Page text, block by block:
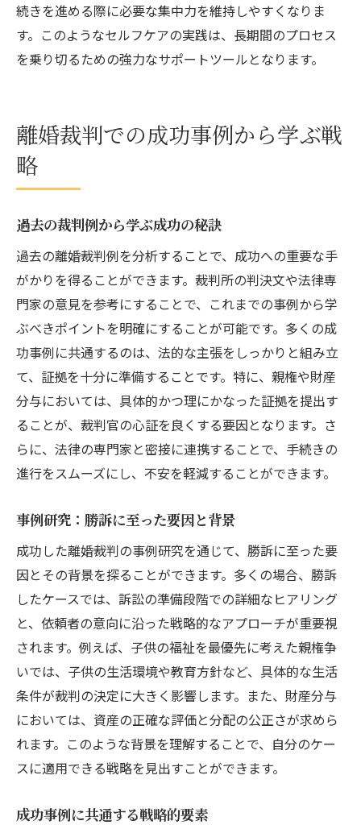
続きを進める際に必要な集中力を維持しやすくなりま
す。このようなセルフケアの実践は、長期間のプロセス
を乗り切るための強力なサポートツールとなります。
離婚裁判での成功事例から学ぶ戦
略
過去の裁判例から学ぶ成功の秘訣
過去の離婚裁判例を分析することで、成功への重要な手
がかりを得ることができます。裁判所の判決文や法律専
門家の意見を参考にすることで、これまでの事例から学
ぶべきポイントを明確にすることが可能です。多くの成
功事例に共通するのは、法的な主張をしっかりと組み立
て、証拠を十分に準備することです。特に、親権や財産
分与においては、具体的かつ理にかなった証拠を提出す
ることが、裁判官の心証を良くする要因となります。さ
らに、法律の専門家と密接に連携することで、手続きの
進行をスムーズにし、不安を軽減することができます。
事例研究：勝訴に至った要因と背景
成功した離婚裁判の事例研究を通じて、勝訴に至った要
因とその背景を探ることができます。多くの場合、勝訴
したケースでは、訴訟の準備段階での詳細なヒアリング
と、依頼者の意向に沿った戦略的なアプローチが重要視
されます。例えば、子供の福祉を最優先に考えた親権争
いでは、子供の生活環境や教育方針など、具体的な生活
条件が裁判の決定に大きく影響します。また、財産分与
においては、資産の正確な評価と分配の公正さが求めら
れます。このような背景を理解することで、自分のケー
スに適用できる戦略を見出すことができます。
成功事例に共通する戦略的要素